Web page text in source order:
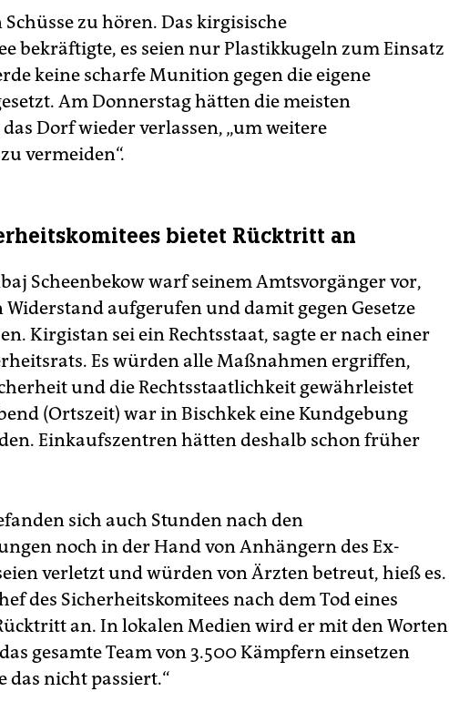
zu hören. Das kirgisische
bekräftigte, es seien nur Plastikkugeln zum Einsatz
keine scharfe Munition gegen die eigene
Am Donnerstag hätten die meisten
Dorf wieder verlassen, „um weitere
vermeiden“.
bietet Rücktritt an
Scheenbekow warf seinem Amtsvorgänger vor,
aufgerufen und damit gegen Gesetze
Kirgistan sei ein Rechtsstaat, sagte er nach einer
Es würden alle Maßnahmen ergriffen,
und die Rechtsstaatlichkeit gewährleistet
(Ortszeit) war in Bischkek eine Kundgebung
Einkaufszentren hätten deshalb schon früher
sich auch Stunden nach den
noch in der Hand von Anhängern des Ex-
verletzt und würden von Ärzten betreut, hieß es.
des Sicherheitskomitees nach dem Tod eines
an. In lokalen Medien wird er mit den Worten
gesamte Team von 3.500 Kämpfern einsetzen
das nicht passiert.“